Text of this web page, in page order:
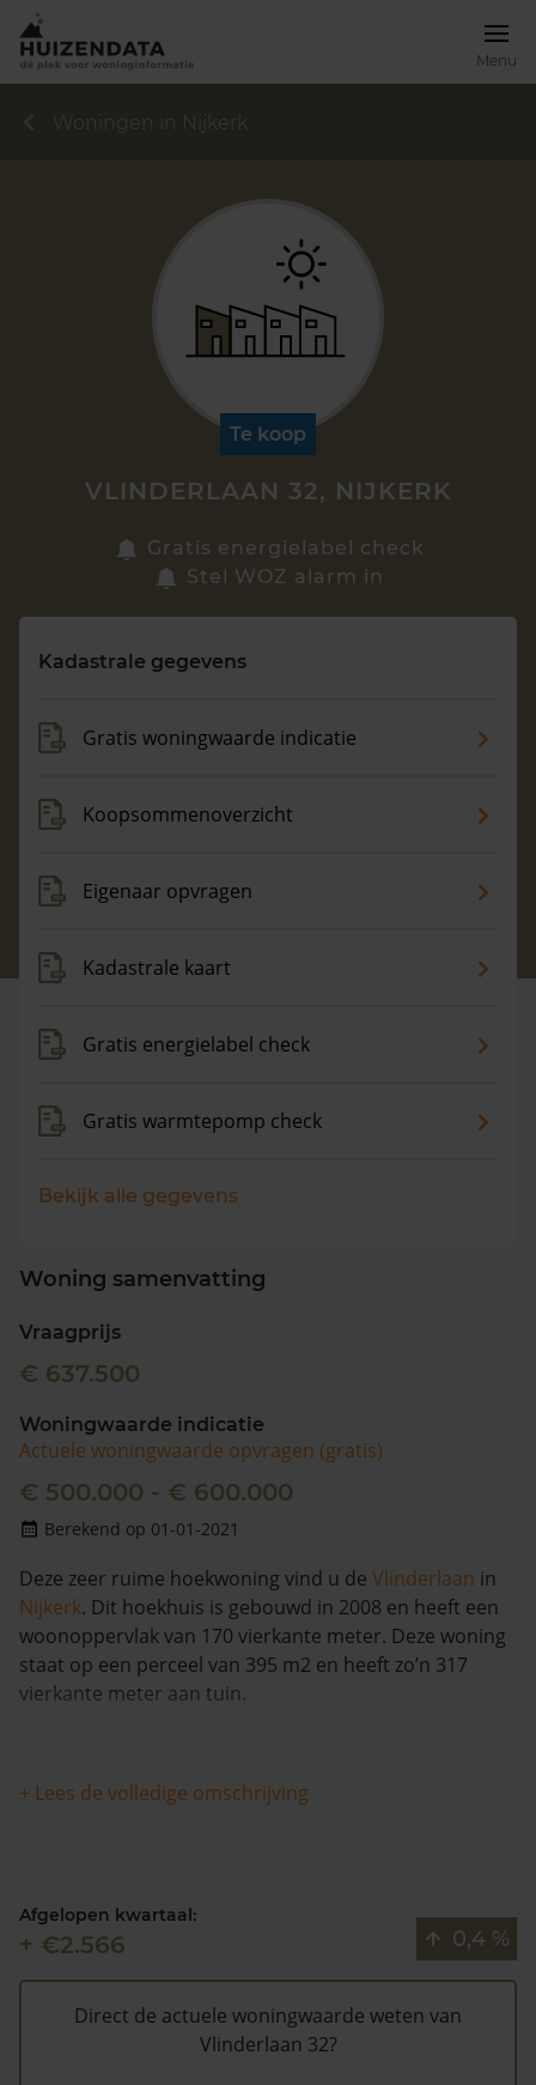
Menu
Zoek een woning
Maandag t/m vrijdag - 08:00 -18:00
Woningen in Nijkerk
Te koop
VLINDERLAAN 32, NIJKERK
Gratis energielabel check
Stel WOZ alarm in
Kadastrale gegevens
Gratis woningwaarde indicatie
Koopsommenoverzicht
Eigenaar opvragen
Kadastrale kaart
Gratis energielabel check
Gratis warmtepomp check
Bekijk alle gegevens
Woning samenvatting
Vraagprijs
€ 637.500
Woningwaarde indicatie
Actuele woningwaarde opvragen (gratis)
€ 500.000 - € 600.000
Berekend op 01-01-2021
Deze zeer ruime hoekwoning vind u de Vlinderlaan in
Nijkerk. Dit hoekhuis is gebouwd in 2008 en heeft een
woonoppervlak van 170 vierkante meter. Deze woning
staat op een perceel van 395 m2 en heeft zo’n 317
vierkante meter aan tuin.
koopsominformatie en is in de afgelopen 12 maanden
met meer dan 12% in waarde gestegen. Waarschijnlijk
WOZ waarde van €498.000 (2020). Volgens
Kadasterdata is de kans laag dat deze waarde te hoog
is en dat er bespaard zou kunnen worden op de
gemeentelijke belastingen. Met hetgratis WOZ alarm
bent u elk jaar op de hoogte van uw laatste WOZ
+ Lees de volledige omschrijving
Afgelopen kwartaal:
+ €2.566 0,4 %
Direct de actuele woningwaarde weten van
Vlinderlaan 32?